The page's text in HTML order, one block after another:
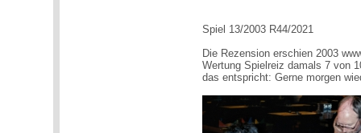
Spiel 13/2003 R44/2021
Die Rezension erschien 2003
Wertung Spielreiz damals 7 von
das entspricht: Gerne morgen